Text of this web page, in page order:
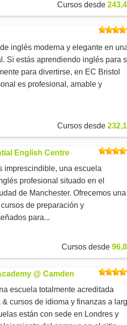
Cursos desde
inglés moderna y elegante en
Si estás aprendiendo inglés para
para divertirse, en EC Bristol
es profesional, amable y
Cursos desde
English Centre
imprescindible, una escuela
profesional situado en el
de Manchester. Ofrecemos una
de preparación y
para...
Cursos desde
@ Camden
escuela totalmente acreditada
cursos de idioma y finanzas a
están con sede en Londres y